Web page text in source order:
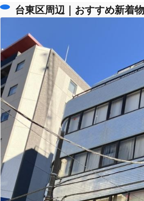
台東区周辺｜おすすめ新着